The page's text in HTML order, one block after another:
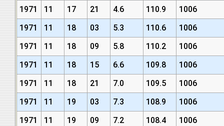
1971
11 17 21 4.6 110.9
1006
1971
11 18 03 5.3 110.6
1006
1971
11 18 09 5.8 110.2
1006
1971
11 18 15 6.6 109.8
1006
1971
11 18 21 7.0 109.5
1006
1971
11 19 03 7.3 108.9
1006
1971
11 19 09 7.2 108.4 1006